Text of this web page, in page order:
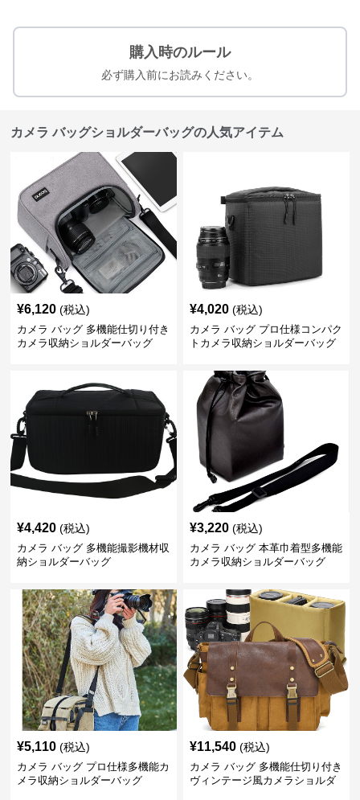
購入時のルール
必ず購入前にお読みください。
カメラ バッグショルダーバッグの人気アイテム
¥6,120 (税込)
カメラ バッグ 多機能仕切り付き
カメラ収納ショルダーバッグ
¥4,020 (税込)
カメラ バッグ プロ仕様コンパク
トカメラ収納ショルダーバッグ
¥4,420 (税込)
カメラ バッグ 多機能撮影機材収
納ショルダーバッグ
¥3,220 (税込)
カメラ バッグ 本革巾着型多機能
カメラ収納ショルダーバッグ
¥5,110 (税込)
カメラ バッグ プロ仕様多機能カ
メラ収納ショルダーバッグ
¥11,540 (税込)
カメラ バッグ 多機能仕切り付き
ヴィンテージ風カメラショルダ